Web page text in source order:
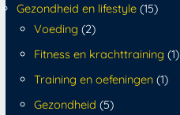
Gezondheid en lifestyle (15)
Voeding (2)
Fitness en krachttraining (1)
Training en oefeningen(1)
Gezondheid (5)